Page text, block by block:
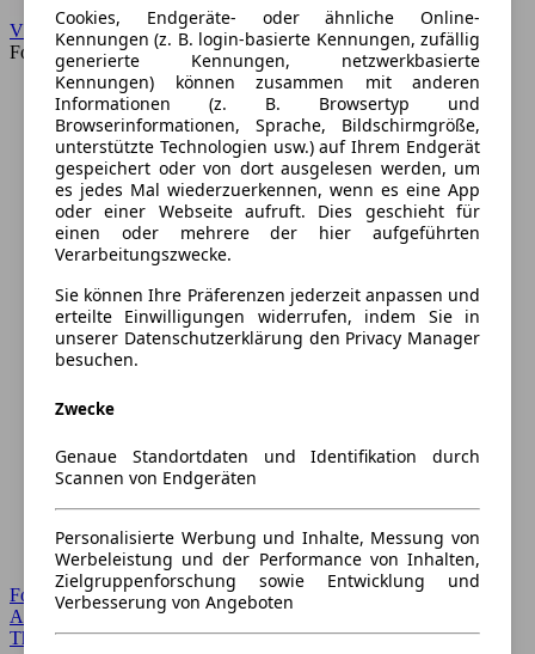
VW
Forum
Forum Startseite
Alle Auto-Foren
Themen-Forum
Cookies, Endgeräte- oder ähnliche Online-
Kennungen (z. B. login-basierte Kennungen, zufällig
generierte Kennungen, netzwerkbasierte
Kennungen) können zusammen mit anderen
Informationen (z. B. Browsertyp und
Browserinformationen, Sprache, Bildschirmgröße,
unterstützte Technologien usw.) auf Ihrem Endgerät
gespeichert oder von dort ausgelesen werden, um
es jedes Mal wiederzuerkennen, wenn es eine App
oder einer Webseite aufruft. Dies geschieht für
einen oder mehrere der hier aufgeführten
Verarbeitungszwecke.
Sie können Ihre Präferenzen jederzeit anpassen und
erteilte Einwilligungen widerrufen, indem Sie in
unserer Datenschutzerklärung den Privacy Manager
besuchen.
Zwecke
Genaue Standortdaten und Identifikation durch
Scannen von Endgeräten
Personalisierte Werbung und Inhalte, Messung von
Werbeleistung und der Performance von Inhalten,
Zielgruppenforschung sowie Entwicklung und
Verbesserung von Angeboten